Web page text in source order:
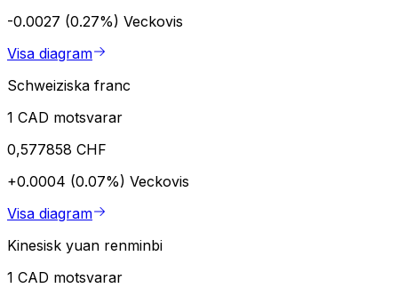
-0.0027 (0.27%) Veckovis
Visa diagram
Schweiziska franc
1 CAD motsvarar
0,577858 CHF
+0.0004 (0.07%) Veckovis
Visa diagram
Kinesisk yuan renminbi
1 CAD motsvarar